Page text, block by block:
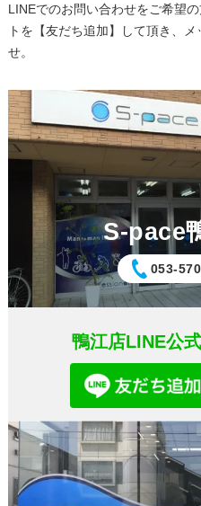
LINEでのお問い合わせをご希望
トを【友だち追加】して頂き、
せ。
S-pace
053-
鴨江店LINE公